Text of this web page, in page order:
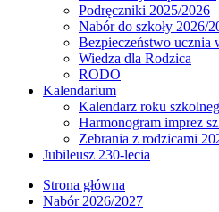
Podręczniki 2025/2026
Nabór do szkoły 2026/
Bezpieczeństwo ucznia
Wiedza dla Rodzica
RODO
Kalendarium
Kalendarz roku
Harmonogram imprez
Zebrania z rodzicami
Jubileusz 230-lecia
Strona główna
Nabór 2026/2027